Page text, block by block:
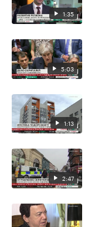
1:35
5:03
1:13
2:47